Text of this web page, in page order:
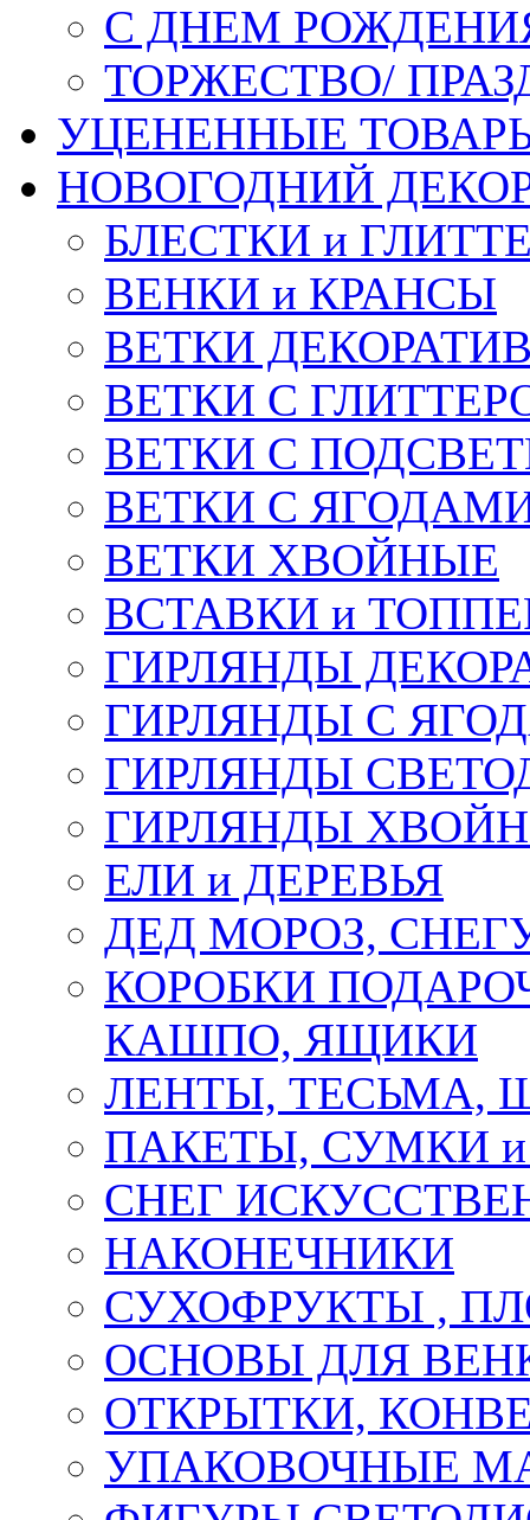
С ДНЕМ
ТОРЖЕСТВО/
УЦЕНЕННЫЕ
НОВОГОДНИЙ
БЛЕСТКИ и
ВЕНКИ и КРАНСЫ
ВЕТКИ
ВЕТКИ С
ВЕТКИ С
ВЕТКИ С
ВЕТКИ ХВОЙНЫЕ
ВСТАВКИ и
ГИРЛЯНДЫ
ГИРЛЯНДЫ С
ГИРЛЯНДЫ
ГИРЛЯНДЫ
ЕЛИ и ДЕРЕВЬЯ
ДЕД МОРОЗ,
КОРОБКИ
КАШПО, ЯЩИКИ
ЛЕНТЫ, ТЕСЬМА,
ПАКЕТЫ, СУМКИ
СНЕГ
НАКОНЕЧНИКИ
СУХОФРУКТЫ ,
ОСНОВЫ ДЛЯ
ОТКРЫТКИ,
УПАКОВОЧНЫЕ